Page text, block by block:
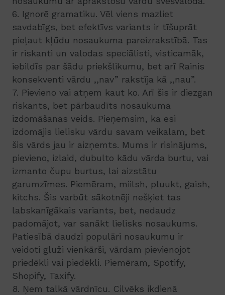
6. Ignorē gramatiku. Vēl viens mazliet
savdabīgs, bet efektīvs variants ir tīšuprāt
pieļaut kļūdu nosaukuma pareizrakstībā. Tas
ir riskanti un valodas speciālisti, visticamāk,
iebildīs par šādu priekšlikumu, bet arī Rainis
konsekventi vārdu ,,nav” rakstīja kā ,,nau”.
7. Pievieno vai atņem kaut ko. Arī šis ir diezgan
riskants, bet pārbaudīts nosaukuma
izdomāšanas veids. Pieņemsim, ka esi
izdomājis lielisku vārdu savam veikalam, bet
šis vārds jau ir aizņemts. Mums ir risinājums,
pievieno, izlaid, dubulto kādu vārda burtu, vai
izmanto čupu burtus, lai aizstātu
garumzīmes. Piemēram, miilsh, pluukt, gaish,
kitchs. Šis varbūt sākotnēji nešķiet tas
labskanīgākais variants, bet, nedaudz
padomājot, var sanākt lielisks nosaukums.
Patiesībā daudzi populāri nosaukumu ir
veidoti gluži vienkārši, vārdam pievienojot
priedēkli vai piedēkli. Piemēram, Spotify,
Shopify, Taxify.
8. Ņem talkā vārdnīcu. Cilvēks ikdienā